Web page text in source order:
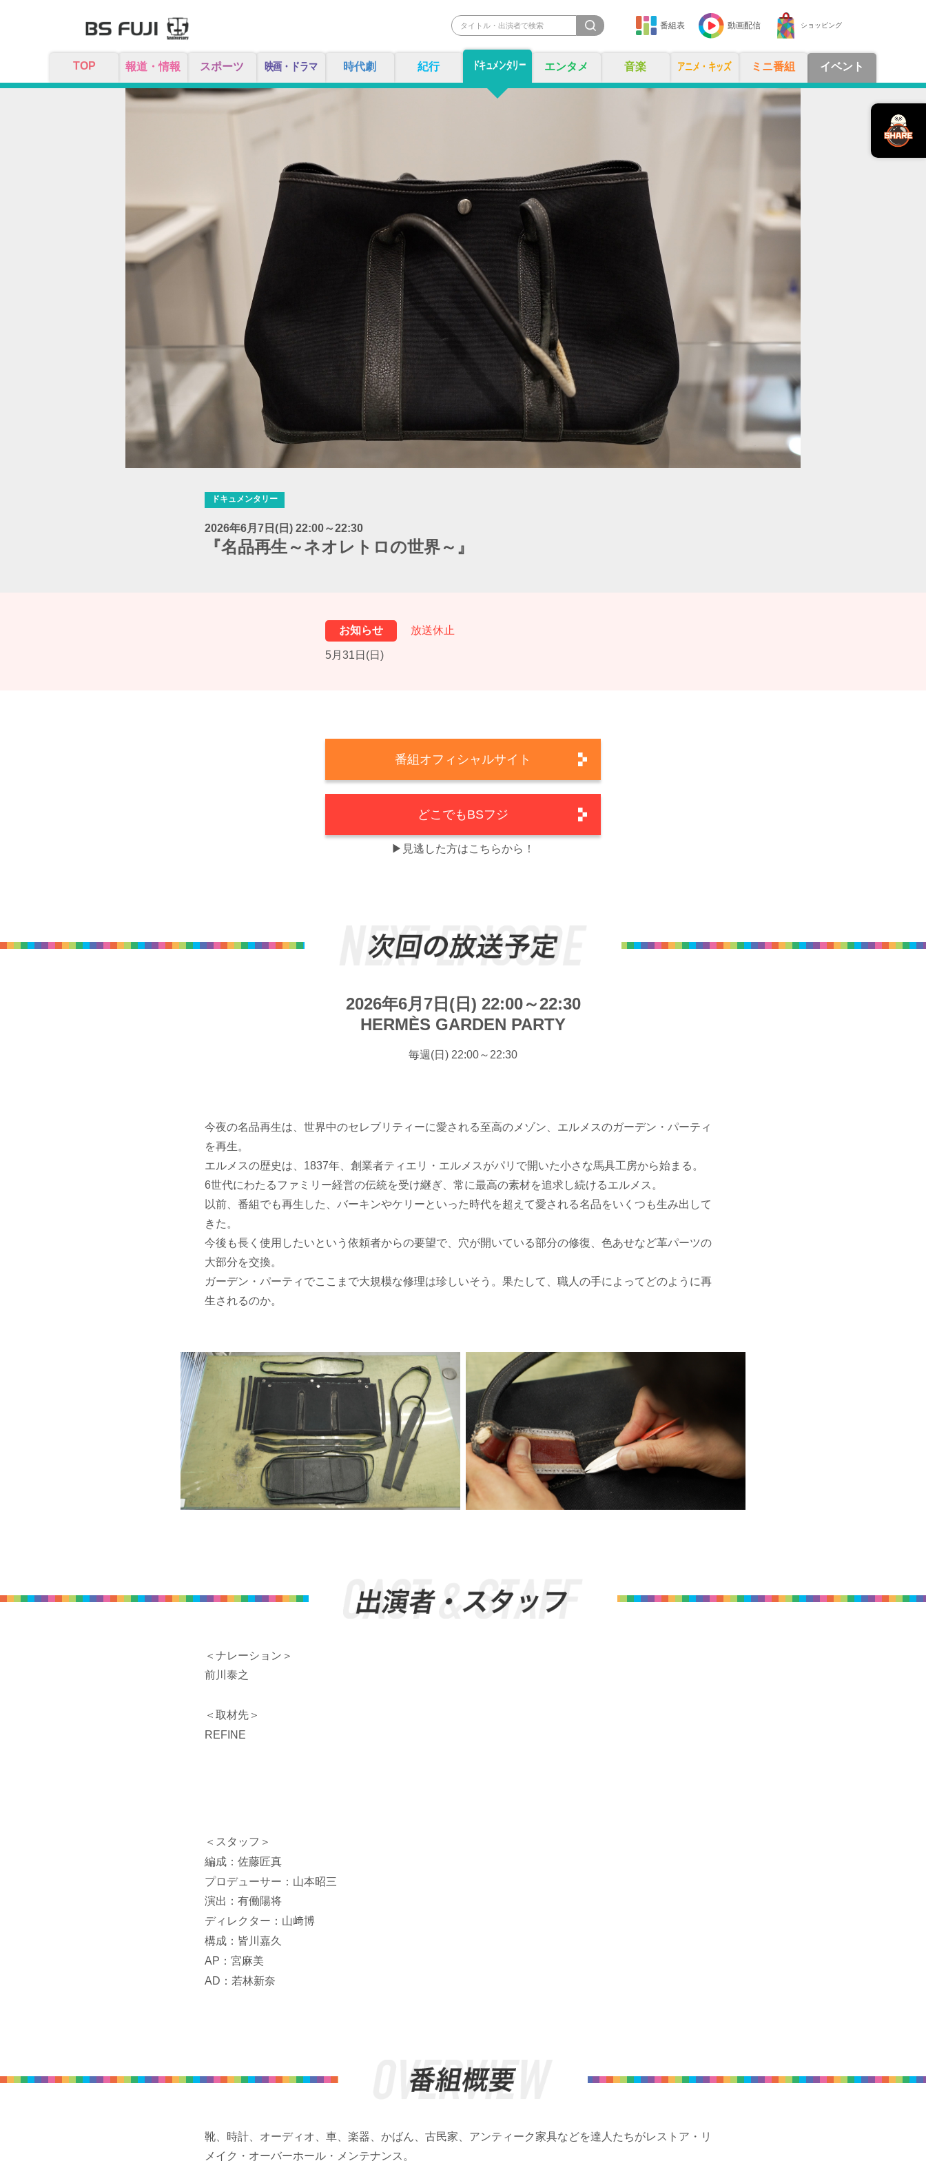
番組表 動画配信 ショッピング
TOP 報道・情報 スポーツ 映画・ドラマ 時代劇 紀行 ドキュメンタリー エンタメ 音楽 アニメ・キッズ ミニ番組 イベント
ドキュメンタリー
2026年6月7日(日) 22:00～22:30
『名品再生～ネオレトロの世界～』
お知らせ 放送休止
5月31日(日)
番組オフィシャルサイト
どこでもBSフジ
▶見逃した方はこちらから！
2026年6月7日(日) 22:00～22:30
HERMÈS GARDEN PARTY
毎週(日) 22:00～22:30
今夜の名品再生は、世界中のセレブリティーに愛される至高のメゾン、エルメスのガーデン・パーティ
を再生。
エルメスの歴史は、1837年、創業者ティエリ・エルメスがパリで開いた小さな馬具工房から始まる。
6世代にわたるファミリー経営の伝統を受け継ぎ、常に最高の素材を追求し続けるエルメス。
以前、番組でも再生した、バーキンやケリーといった時代を超えて愛される名品をいくつも生み出して
きた。
今後も長く使用したいという依頼者からの要望で、穴が開いている部分の修復、色あせなど革パーツの
大部分を交換。
ガーデン・パーティでここまで大規模な修理は珍しいそう。果たして、職人の手によってどのように再
生されるのか。
＜ナレーション＞
前川泰之
＜取材先＞
REFINE
＜スタッフ＞
編成：佐藤匠真
プロデューサー：山本昭三
演出：有働陽将
ディレクター：山﨑博
構成：皆川嘉久
AP：宮麻美
AD：若林新奈
靴、時計、オーディオ、車、楽器、かばん、古民家、アンティーク家具などを達人たちがレストア・リ
メイク・オーバーホール・メンテナンス。